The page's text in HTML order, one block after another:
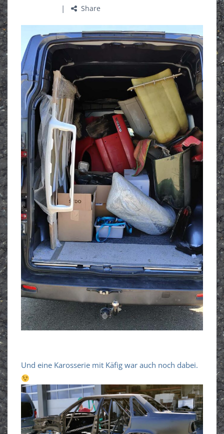
Share
Und eine Karosserie mit Käfig war auch noch dabei.